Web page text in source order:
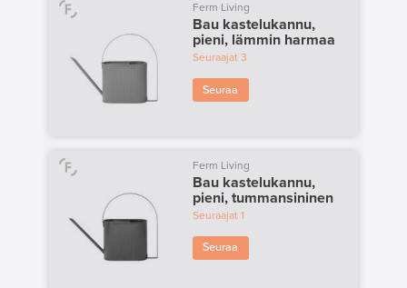
Ferm Living
Bau kastelukannu,
pieni, lämmin harmaa
Seuraajat3
Seuraa
Ferm Living
Bau kastelukannu,
pieni, tummansininen
Seuraajat 1
Seuraa